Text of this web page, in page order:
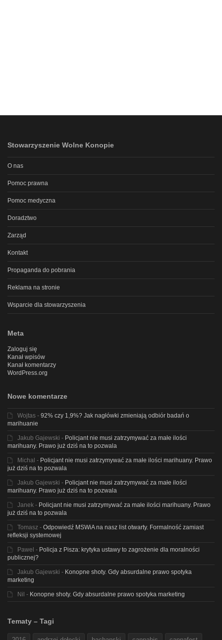
Stowarzyszenie Wolne Konopie
O nas
Pomoc prawna
Pomoc medyczna
Doradztwo
Zarząd
Kontakt
Propaganda do pobrania
Reklama na stronie
Wsparcie dla stowarzyszenia
Meta
Zaloguj się
Kanał wpisów
Kanał komentarzy
WordPress.org
Nowe komentarze
Wojtas - 92% czy 1,9%? Jak nagłówki zmieniają odbiór badań o
marihuanie
Jakub Gajewski - Policjant nie musi zatrzymywać za małe ilości
marihuany. Prawo już dziś na to pozwala
Michal - Policjant nie musi zatrzymywać za małe ilości marihuany. Prawo
już dziś na to pozwala
Jakub Gajewski - Policjant nie musi zatrzymywać za małe ilości
marihuany. Prawo już dziś na to pozwala
Janek - Policjant nie musi zatrzymywać za małe ilości marihuany. Prawo
już dziś na to pozwala
Tomasz - Odpowiedź MSWiA na nasz list otwarty. Formalność zamiast
refleksji systemowej
Pawel - Policja z Pisza: krytyka ustawy to zagrożenie dla moralności
publicznej?
Jakub Gajewski - Konopne shoty. Gdy absurdalne prawo spotyka
marketing
Nil - Konopne shoty. Gdy absurdalne prawo spotyka marketing
Tematy – Tagi